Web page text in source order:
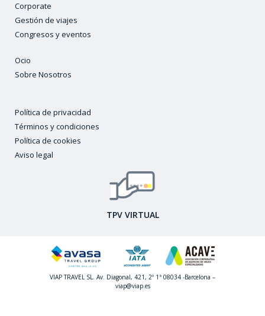
Corporate
Gestión de viajes
Congresos y eventos
Ocio
Sobre Nosotros
Política de privacidad
Términos y condiciones
Política de cookies
Aviso legal
TPV VIRTUAL
VIAP TRAVEL SL. Av. Diagonal, 421, 2º 1ª 08034 -Barcelona –
viap@viap.es